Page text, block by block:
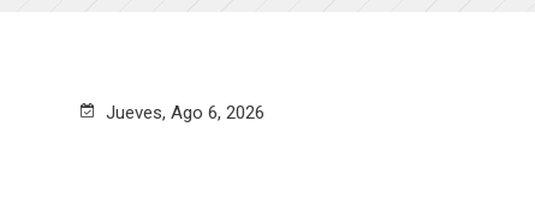
Jueves, Ago 6, 2026